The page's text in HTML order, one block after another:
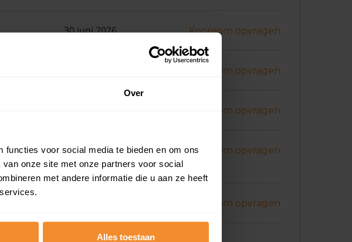
Over
voor social media te bieden en om ons
onze site met onze partners voor social
met andere informatie die u aan ze heeft
Alles toestaan
30 juni 2026 Koopsom opvragen
Koopsom opvragen
Koopsom opvragen
30 juni 2026 Koopsom opvragen
Koopsom opvragen